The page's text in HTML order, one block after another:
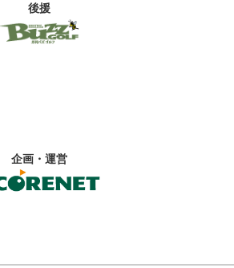
後援
企画・運営